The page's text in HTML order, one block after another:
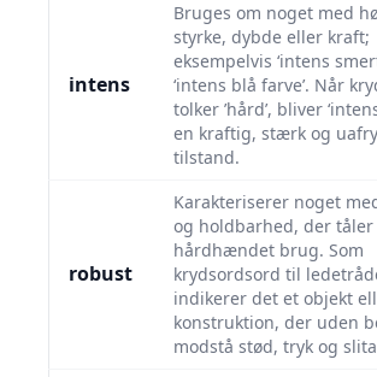
intens
Bruges om noget med
styrke, dybde eller kraft;
eksempelvis ‘intens
‘intens blå farve’. Når
tolker ’hård’, bliver
en kraftig, stærk og
tilstand.
robust
Karakteriserer noget
og holdbarhed, der tåler
hårdhændet brug. Som
krydsordsord til
indikerer det et objekt
konstruktion, der uden
modstå stød, tryk og